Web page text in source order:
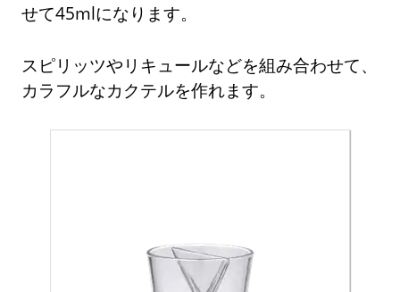
せて45mlになります。
スピリッツやリキュールなどを組み合わせて、
カラフルなカクテルを作れます。